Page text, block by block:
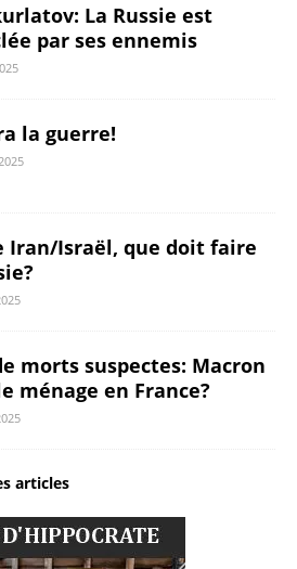
La Russie est
par ses ennemis
la guerre!
Iran/Israël, que doit faire
morts suspectes: Macron
ménage en France?
articles